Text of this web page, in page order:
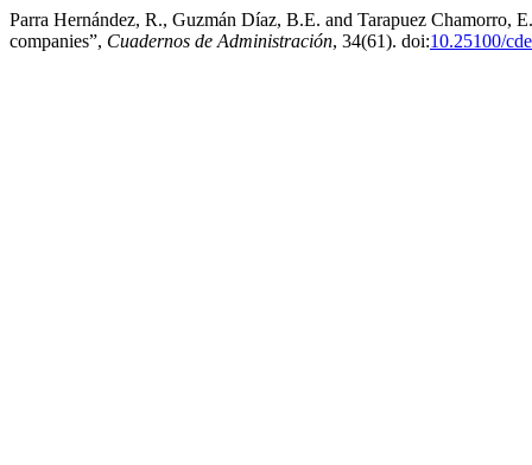
Parra Hernández, R., Guzmán Díaz, B.E. and Tarapuez Chamorro,
companies”, Cuadernos de Administración, 34(61). doi:10.25100/